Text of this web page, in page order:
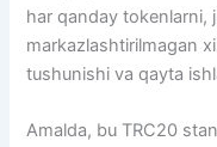
har qanday tokenlarni,
markazlashtirilmagan
tushunishi va qayta
Amalda, bu TRC20